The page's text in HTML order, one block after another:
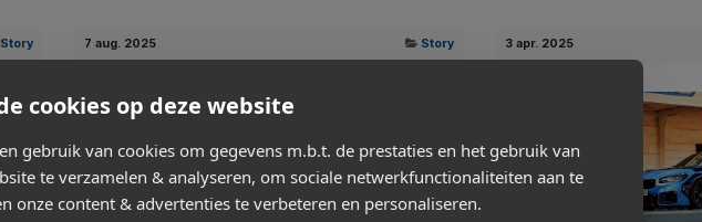
cookies op deze website
gebruik van cookies om gegevens m.b.t. de prestaties en het gebruik van
te verzamelen & analyseren, om sociale netwerkfunctionaliteiten aan te
onze content & advertenties te verbeteren en personaliseren.
Story 7 aug. 2025 Story 3 apr. 2025